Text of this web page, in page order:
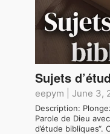
Sujets
eepym June 3,
Description:
Parole de Dieu
d’étude